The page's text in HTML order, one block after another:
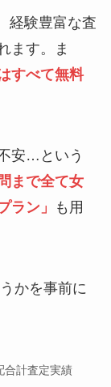
経験豊富な査
ます。ま
すべて無料
安…という
まで全て女
ラン」
も用
かを事前に
合計査定実績